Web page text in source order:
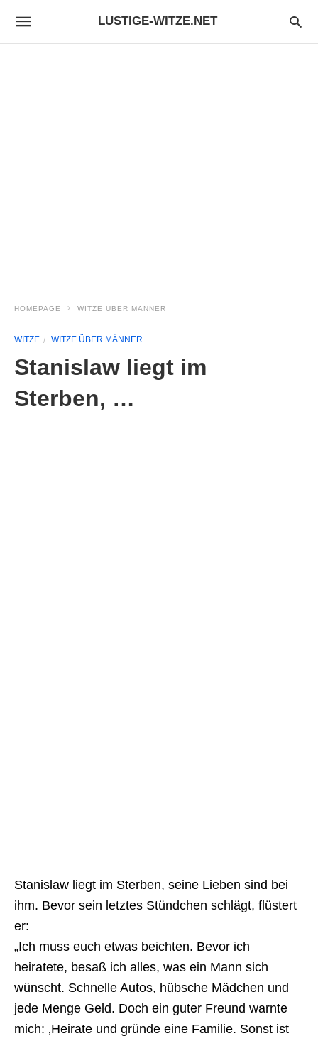
LUSTIGE-WITZE.NET
HOMEPAGE WITZE ÜBER MÄNNER
WITZE WITZE ÜBER MÄNNER
Stanislaw liegt im
Sterben, …
Stanislaw liegt im Sterben, seine Lieben sind bei
ihm. Bevor sein letztes Stündchen schlägt, flüstert
er:
„Ich muss euch etwas beichten. Bevor ich
heiratete, besaß ich alles, was ein Mann sich
wünscht. Schnelle Autos, hübsche Mädchen und
jede Menge Geld. Doch ein guter Freund warnte
mich: ‚Heirate und gründe eine Familie. Sonst ist